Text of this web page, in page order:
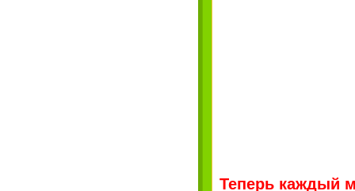
Теперь каждый